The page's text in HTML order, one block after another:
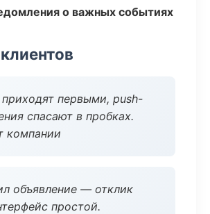
о важных событиях
первыми, push-
спасают в пробках.
компании
объявление — отклик
простой.